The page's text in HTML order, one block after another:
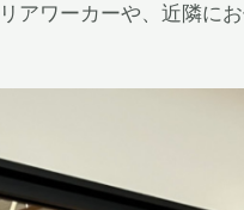
アワーカーや、近隣に